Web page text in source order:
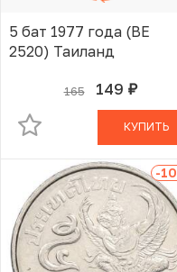
5 бат 1977 года (BE
2520) Таиланд
165 149 руб.
В КОРЗИНЕ
КУПИТЬ
-10